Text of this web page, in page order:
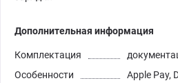
Дополнительная информация
Комплектация
Особенности
Apple Pay,